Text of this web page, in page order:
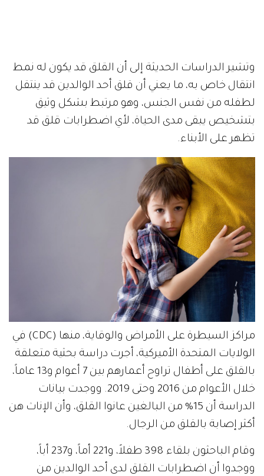
وتشير الدراسات الحديثة إلى أن القلق قد يكون له نمط
انتقال خاص به، ما يعني أن قلق أحد الوالدين قد ينتقل
لطفله من نفس الجنس، وهو مرتبط بشكل وثيق
بتشخيص يبقى مدى الحياة، لأي اضطرابات قلق قد
تظهر على الأبناء.
مراكز السيطرة على الأمراض والوقاية، منها (CDC) في
الولايات المتحدة الأميركية، أجرت دراسة بحثية متعلقة
بالقلق على أطفال تراوح أعمارهم بين 7 أعوام و13 عاماً،
خلال الأعوام من 2016 وحتى 2019. ووجدت بيانات
الدراسة أن 15% من البالغين عانوا القلق، وأن الإناث هن
أكثر إصابة بالقلق من الرجال.
وقام الباحثون بلقاء 398 طفلاً، و221 أماً، و237 أباً،
ووجدوا أن اضطرابات القلق لدى أحد الوالدين من